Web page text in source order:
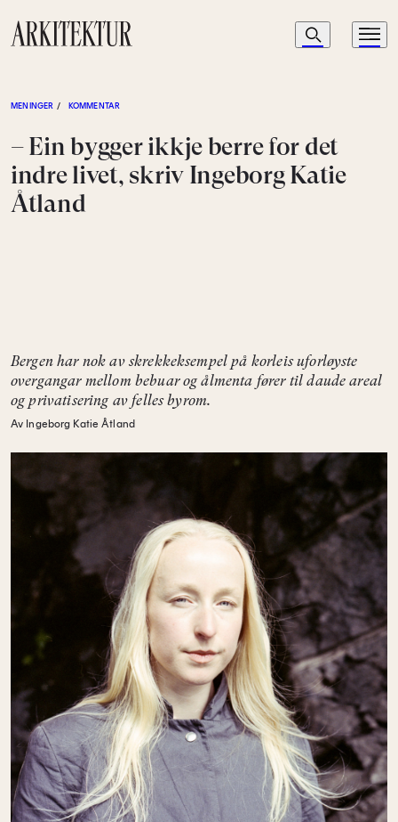
Navigasjon
Søk Meny
MENINGER / KOMMENTAR
– Ein bygger ikkje berre for det
indre livet, skriv Ingeborg Katie
Åtland
Bergen har nok av skrekkeksempel på korleis uforløyste
overgangar mellom bebuar og ålmenta fører til daude areal
og privatisering av felles byrom.
Av Ingeborg Katie Åtland